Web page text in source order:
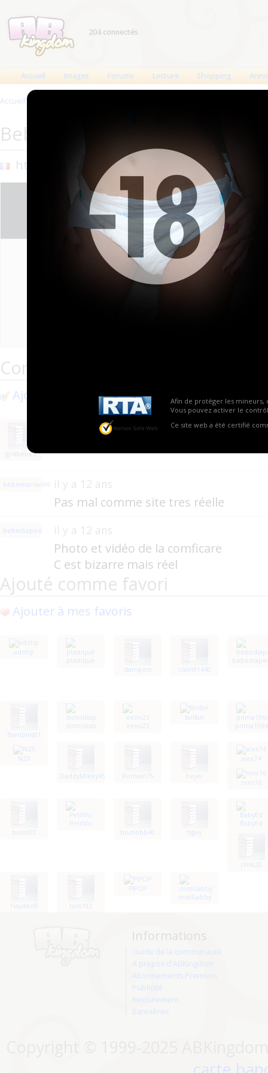
Afin de protéger les mineurs,
Vous pouvez activer le
Ce site web a été certifié
204 connectés
Accueil Images Forums Lecture Shopping
Accueil >
BebeDiapee
http://bebediapee.tumblr.com/
Mis à
Commentaires
Ajouter un commentaire
grdbebe3
il y a 2 ans
bebemarion96 il y a 12 ans
Pas mal comme site tres réelle
bebediapee il y a 12 ans
Photo et vidéo de la comficare
C est bizarre mais réel
Ajouté comme favori
Ajouter à mes favoris
adohp
plastique
dampers
calin91440
Bambins01
domidiap xeno23
fanfan
prima1964
NZX
DaddyMikey45 Romain75 hejer
alex74
roro16
bulot03
PetitVic
brunobb40
tiguy
BabyEd
chris20
HaydenB tails192
PIPOP
missGabby
Informations
Guide de la communauté
A propos d'ABKingdom
Abonnements Premium
Publicité
Recrutement
Bannières